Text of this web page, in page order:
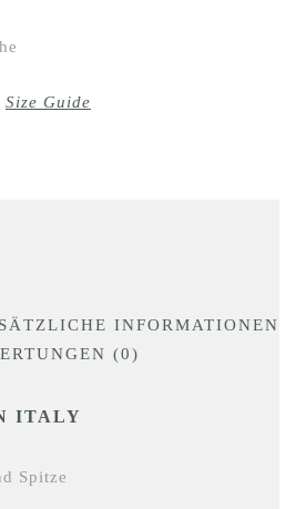
Size Guide
INFORMATIONEN
(0)
ITALY
Spitze